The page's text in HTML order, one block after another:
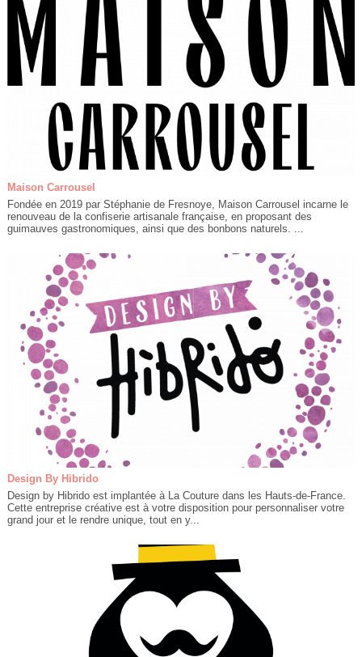
Maison Carrousel
Fondée en 2019 par Stéphanie de Fresnoye, Maison Carrousel incarne le
renouveau de la confiserie artisanale française, en proposant des
guimauves gastronomiques, ainsi que des bonbons naturels. ...
Design By Hibrido
Design by Hibrido est implantée à La Couture dans les Hauts-de-France.
Cette entreprise créative est à votre disposition pour personnaliser votre
grand jour et le rendre unique, tout en y...